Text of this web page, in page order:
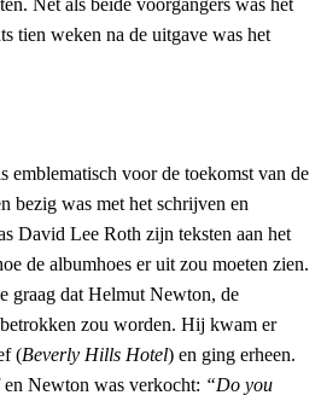
Net als beide voorgangers was het
tien weken na de uitgave was het
emblematisch voor de toekomst van de
bezig was met het schrijven en
David Lee Roth zijn teksten aan het
de albumhoes er uit zou moeten zien.
graag dat Helmut Newton, de
zou worden. Hij kwam er
(Beverly Hills Hotel) en ging erheen.
Newton was verkocht: “Do you